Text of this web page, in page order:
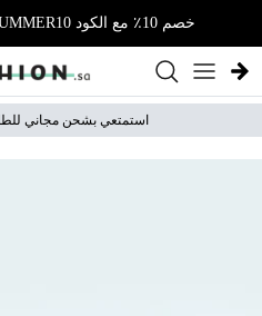
خصم 10٪ مع الكود SUMMER10 | الحد الأدنى للشراء 100
استمتعي بشحن مجاني للطلبات